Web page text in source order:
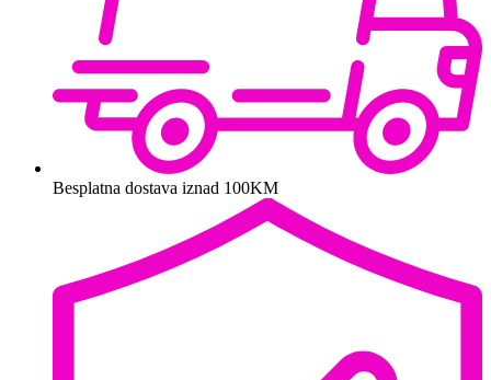
Besplatna dostava iznad 100KM